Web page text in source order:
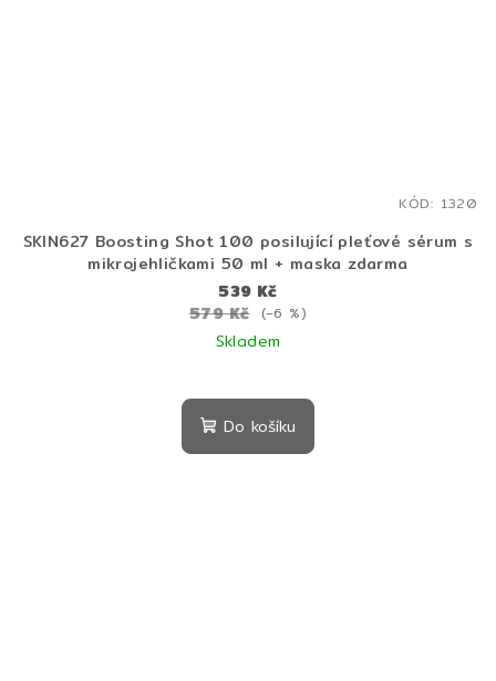
SKIN627 Boosting Shot 100 posilující pleťové sérum s
mikrojehličkami 50 ml + maska zdarma
539 Kč
579 Kč
(–6 %)
Skladem
Do košíku
KÓD: 1320